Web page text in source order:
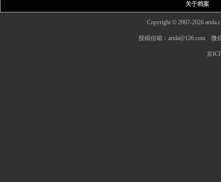
关于档案
Copyright © 2007-2026
投稿信箱：artda@126.com 微
京